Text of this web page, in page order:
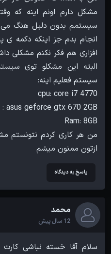
مشکل دارم اونم اینه که
سیستمم بدون دلیل هنگ می
انجام بدم جز اینکه دکمه ی
افزاری هم فکر نکنم مشکلی
البته این مشکلو توی
من هر کاری کردم نتونستم
ازتون ممنون میشم
پاسخ به دیدگاه
محمد
12 سال پیش
سلام آقا خسته نباشی